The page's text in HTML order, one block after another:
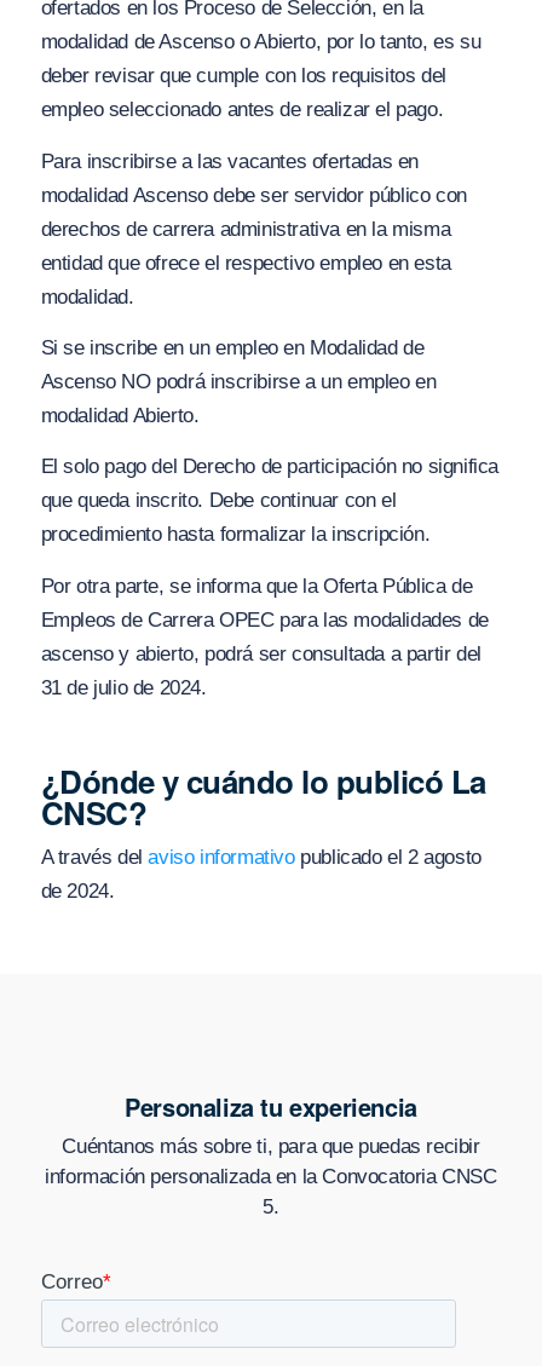
ofertados en los Proceso de Selección, en la
modalidad de Ascenso o Abierto, por lo tanto, es su
deber revisar que cumple con los requisitos del
empleo seleccionado antes de realizar el pago.
Para inscribirse a las vacantes ofertadas en
modalidad Ascenso debe ser servidor público con
derechos de carrera administrativa en la misma
entidad que ofrece el respectivo empleo en esta
modalidad.
Si se inscribe en un empleo en Modalidad de
Ascenso NO podrá inscribirse a un empleo en
modalidad Abierto.
El solo pago del Derecho de participación no significa
que queda inscrito. Debe continuar con el
procedimiento hasta formalizar la inscripción.
Por otra parte, se informa que la Oferta Pública de
Empleos de Carrera OPEC para las modalidades de
ascenso y abierto, podrá ser consultada a partir del
31 de julio de 2024.
¿Dónde y cuándo lo publicó La
CNSC?
A través delaviso informativopublicado el 2 agosto
de 2024.
Personaliza tu experiencia
Cuéntanos más sobre ti, para que puedas recibir
información personalizada en la Convocatoria CNSC
5.